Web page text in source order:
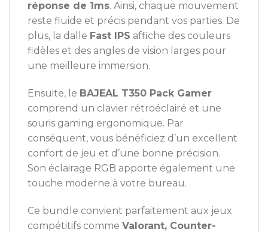
réponse de 1ms. Ainsi, chaque mouvement
reste fluide et précis pendant vos parties. De
plus, la dalle Fast IPS affiche des couleurs
fidèles et des angles de vision larges pour
une meilleure immersion.
Ensuite, le BAJEAL T350 Pack Gamer
comprend un clavier rétroéclairé et une
souris gaming ergonomique. Par
conséquent, vous bénéficiez d’un excellent
confort de jeu et d’une bonne précision.
Son éclairage RGB apporte également une
touche moderne à votre bureau.
Ce bundle convient parfaitement aux jeux
compétitifs comme Valorant, Counter-